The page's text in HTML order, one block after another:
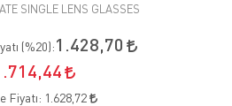
SINGLE LENS GLASSES
(%20):1.428,70
Fiyatı: 1.628,72